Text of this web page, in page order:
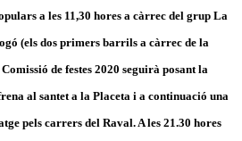
a les 11,30 hores a càrrec del grup La
(els dos primers barrils a càrrec de la
de festes 2020 seguirà posant la
al santet a la Placeta i a continuació una
pels carrers del Raval. A les 21.30 hores